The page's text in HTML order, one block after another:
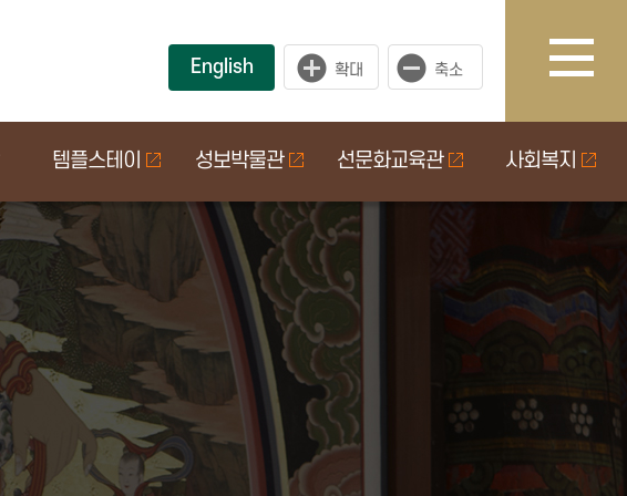
English
템플스테이 성보박물관 선문화교육관 사회복지